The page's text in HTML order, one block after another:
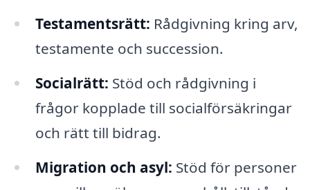
Testamentsrätt: Rådgivning kring arv,
testamente och succession.
Socialrätt: Stöd och rådgivning i
frågor kopplade till socialförsäkringar
och rätt till bidrag.
Migration och asyl: Stöd för personer